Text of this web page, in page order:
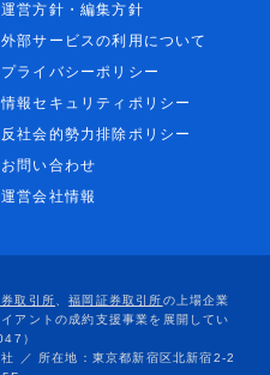
運営方針・編集方針
外部サービスの利用について
プライバシーポリシー
情報セキュリティポリシー
反社会的勢力排除ポリシー
お問い合わせ
運営会社情報